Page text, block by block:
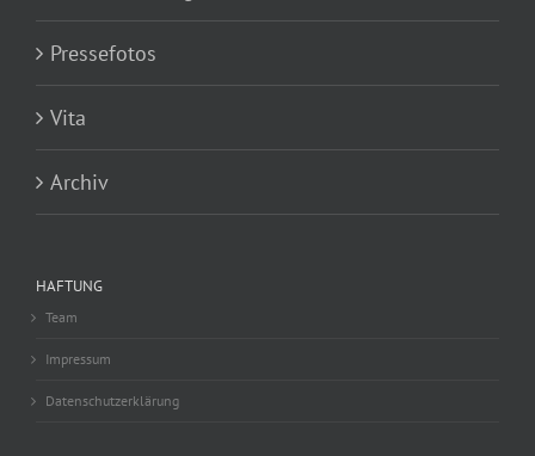
Pressefotos
Vita
Archiv
HAFTUNG
Team
Impressum
Datenschutzerklärung